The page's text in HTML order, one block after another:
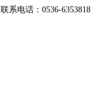
联系电话：0536-6353818